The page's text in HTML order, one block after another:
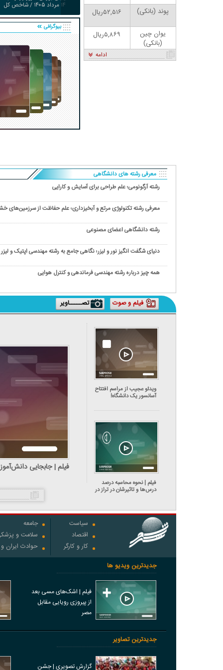
۱۴ مرداد ۱۴۰۵ / شاخص کل
سقف زد؛ ۶.۲ همت پول
حقیقی وارد بازار
بیوگرافی
پوند (بانکی)
۵۲,۵۱۶ریال
یوان چین
(بانکی)
۵,۸۶۹ریال
ادامه
معرفی رشته های دانشگاهی
رشته آرگونومی؛ علم طراحی برای آسایش و کارایی
معرفی رشته تکنولوژی مرتع و آبخیزداری؛ علم حفاظت از سرزمین‌های
رشته دانشگاهی اعضای مصنوعی
دنیای شگفت انگیز نور و لیزر؛ نگاهی جامع به رشته مهندسی اپتیک و لیزر
همه چیز درباره رشته مهندسی فرماندهی و کنترل هوایی
فیلم و صوت
فیلم | جابجایی
ویدئو عجیب از مراسم افتتاح
آسانسور یک دانشگاه!
فیلم | نحوه محاسبه درصد
درس‌ها و تاثیرشان در تراز در
تصـــــاویر
سیاست
اقتصاد
کار و کارگر
جامعه
سلامت و
حوادث ایران
جدیدترین ویدیو ها
فیلم | اشک‌های مسی بعد
از پیروزی رویایی مقابل
مصر
جدیدترین تصاویر
گزارش تصویری | جشن